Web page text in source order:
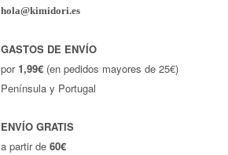
hola@kimidori.es
GASTOS DE ENVÍO
por 1,99€ (en pedidos mayores de 25€)
Península y Portugal
ENVÍO GRATIS
a partir de60€